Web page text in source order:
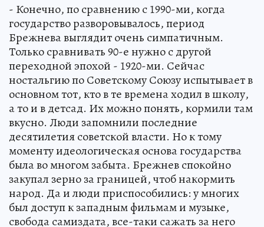
- Конечно, по сравнению с 1990-ми, когда
государство разворовывалось, период
Брежнева выглядит очень симпатичным.
Только сравнивать 90-е нужно с другой
переходной эпохой - 1920-ми. Сейчас
ностальгию по Советскому Союзу испытывает в
основном тот, кто в те времена ходил в школу,
а то и в детсад. Их можно понять, кормили там
вкусно. Люди запомнили последние
десятилетия советской власти. Но к тому
моменту идеологическая основа государства
была во многом забыта. Брежнев спокойно
закупал зерно за границей, чтоб накормить
народ. Да и люди приспособились: у многих
был доступ к западным фильмам и музыке,
свобода самиздата, все-таки сажать за него